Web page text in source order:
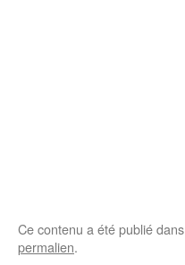
Ce contenu a été publié dans
permalien.